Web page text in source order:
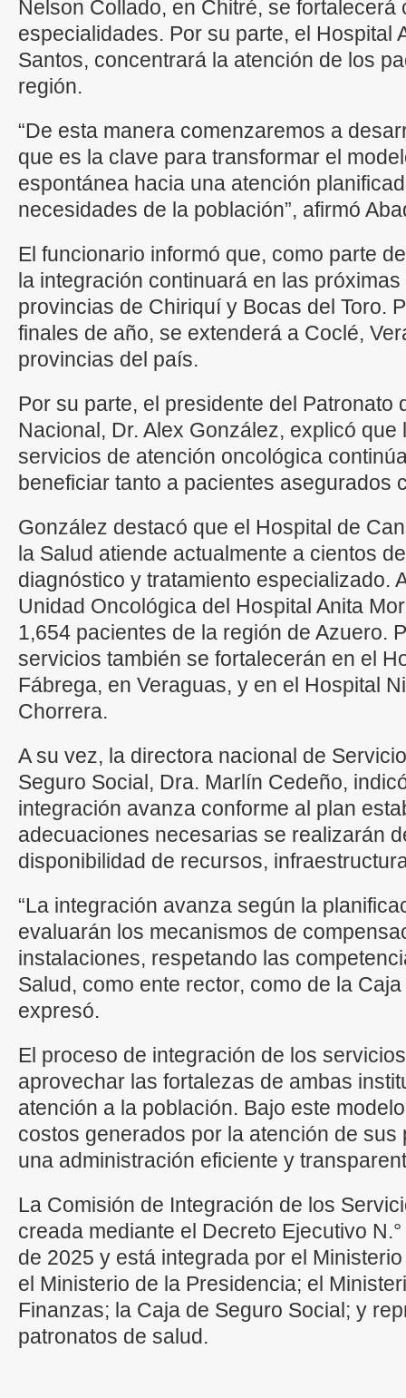
Nelson Collado, en Chitré, se
especialidades. Por su parte, el Hospital
Santos, concentrará la atención de los
región.
“De esta manera comenzaremos a
que es la clave para transformar el
espontánea hacia una atención
necesidades de la población”, afirmó
El funcionario informó que, como parte
la integración continuará en las
provincias de Chiriquí y Bocas del Toro.
finales de año, se extenderá a Coclé,
provincias del país.
Por su parte, el presidente del Patronato
Nacional, Dr. Alex González, explicó
servicios de atención oncológica
beneficiar tanto a pacientes asegurados
González destacó que el Hospital de
la Salud atiende actualmente a cientos
diagnóstico y tratamiento especializado.
Unidad Oncológica del Hospital Anita
1,654 pacientes de la región de Azuero.
servicios también se fortalecerán en el
Fábrega, en Veraguas, y en el Hospital
Chorrera.
A su vez, la directora nacional de
Seguro Social, Dra. Marlín Cedeño,
integración avanza conforme al plan
adecuaciones necesarias se realizarán
disponibilidad de recursos,
“La integración avanza según la
evaluarán los mecanismos de
instalaciones, respetando las
Salud, como ente rector, como de la
expresó.
El proceso de integración de los
aprovechar las fortalezas de ambas
atención a la población. Bajo este
costos generados por la atención de
una administración eficiente y
La Comisión de Integración de los
creada mediante el Decreto Ejecutivo
de 2025 y está integrada por el
el Ministerio de la Presidencia; el
Finanzas; la Caja de Seguro Social; y
patronatos de salud.